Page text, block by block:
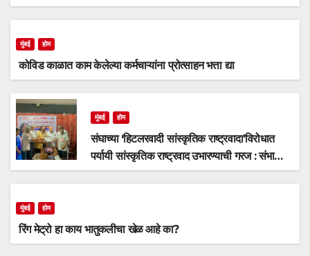
मुंबई होम
कोविड काळात काम केलेल्या कर्मचाऱ्यांना प्रोत्साहन भत्ता द्या
मुंबई होम
संघाच्या ‘हिटलरवादी सांस्कृतिक राष्ट्रवादा’विरोधात
पर्यायी सांस्कृतिक राष्ट्रवाद उभारण्याची गरज : संभाजी
भगत
मुंबई होम
रिंग मेट्रो हा काय भातुकलीचा खेळ आहे का?